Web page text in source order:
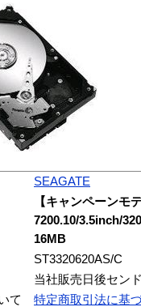
SEAGATE
【キャンペーンモ
7200.10/3.5inch/
16MB
ST3320620AS/C
当社販売日後セン
て
特定商取引法に基